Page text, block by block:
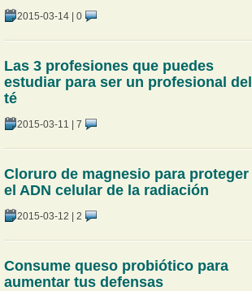
2015-03-14| 0
Las 3 profesiones que puedes
estudiar para ser un profesional del
té
2015-03-11 | 7
Cloruro de magnesio para proteger
el ADN celular de la radiación
2015-03-12 | 2
Consume queso probiótico para
aumentar tus defensas